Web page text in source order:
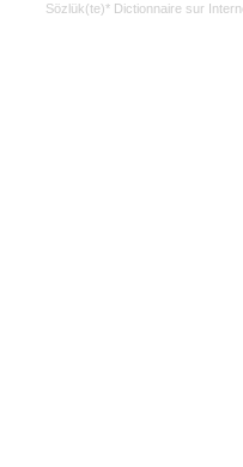
Sözlük(te)* Dictionnaire sur